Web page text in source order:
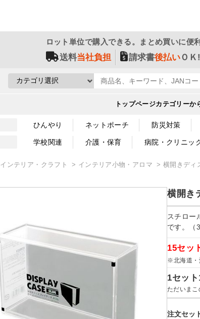
ロット単位で購入できる。まとめ買いに便
送料当社負担 請求書後払いＯＫ!
トップページカテゴリーか
ひんやり ネットポーチ 防災対策
学校関連 介護・保育 病院・クリニッ
インテリア・クラフト インテリア小物・アロマ 横開きディ
横開き
スチロー
です。（
15セッ
※北海道・
1セッ
ただいま
注文セッ